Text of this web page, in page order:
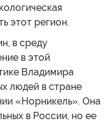
этот регион.
в среду
в этой
Владимира
людей в стране
«Норникель». Она
в России, но ее